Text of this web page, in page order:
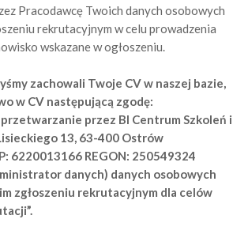
Pracodawcę Twoich danych osobowych
rekrutacyjnym w celu prowadzenia
wskazane w ogłoszeniu.
zachowali Twoje CV w naszej bazie,
w CV następującą zgodę:
przetwarzanie przez BI Centrum Szkoleń i
13, 63-400 Ostrów
6220013166 REGON: 250549324
danych) danych osobowych
zgłoszeniu rekrutacyjnym dla celów